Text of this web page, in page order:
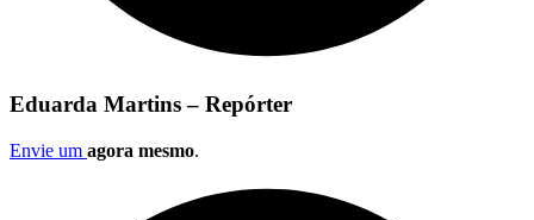
Eduarda Martins – Repórter
Envie um agora mesmo.